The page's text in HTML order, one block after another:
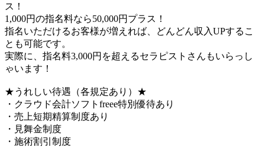
ス！
1,000円の指名料なら50,000円プラス！
指名いただけるお客様が増えれば、どんどん収入UPするこ
とも可能です。
実際に、指名料3,000円を超えるセラピストさんもいらっし
ゃいます！
★うれしい待遇（各規定あり）★
・クラウド会計ソフトfreee特別優待あり
・売上短期精算制度あり
・見舞金制度
・施術割引制度